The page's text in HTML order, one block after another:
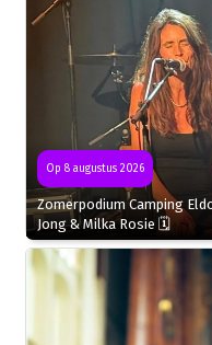
Op 8 augustus 2026
Zomerpodium Camping
Jong & Milka Rosie 🗓